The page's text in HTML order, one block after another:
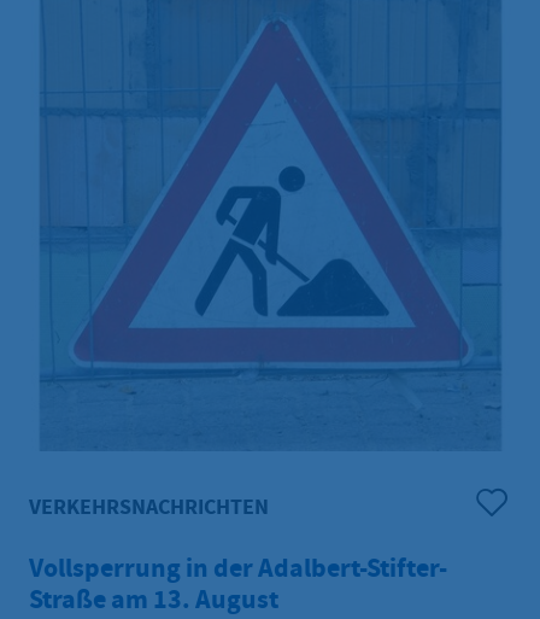
VERKEHRSNACHRICHTEN
Vollsperrung in der Adalbert-Stifter-
Straße am 13. August